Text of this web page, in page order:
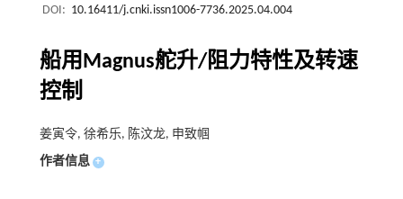
DOI: 10.16411/j.cnki.issn1006-7736.2025.04.004
船用Magnus舵升/阻力特性及转速
控制
姜寅令, 徐希乐, 陈汶龙, 申致帼
作者信息 +